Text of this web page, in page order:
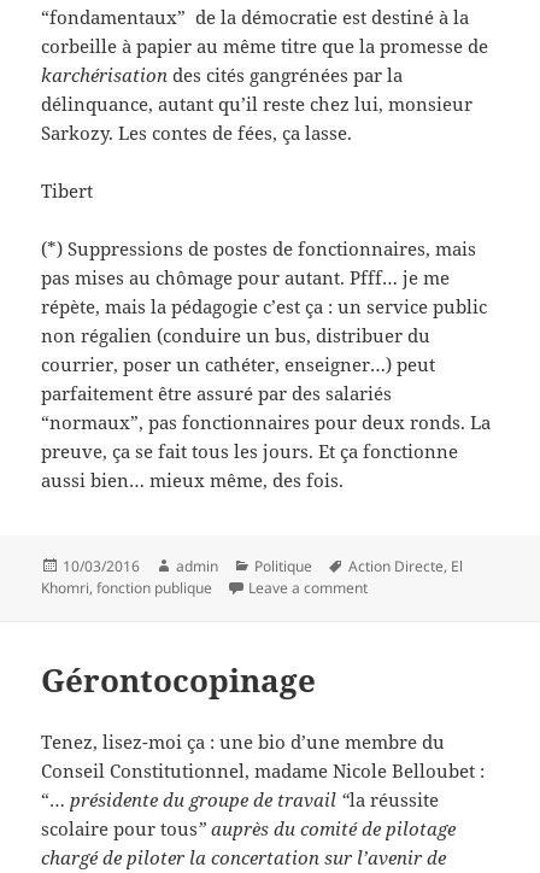
“fondamentaux” de la démocratie est destiné à la
corbeille à papier au même titre que la promesse de
karchérisation des cités gangrénées par la
délinquance, autant qu’il reste chez lui, monsieur
Sarkozy. Les contes de fées, ça lasse.
Tibert
(*) Suppressions de postes de fonctionnaires, mais
pas mises au chômage pour autant. Pfff… je me
répète, mais la pédagogie c’est ça : un service public
non régalien (conduire un bus, distribuer du
courrier, poser un cathéter, enseigner…) peut
parfaitement être assuré par des salariés
“normaux”, pas fonctionnaires pour deux ronds. La
preuve, ça se fait tous les jours. Et ça fonctionne
aussi bien… mieux même, des fois.
Posted
on
10/03/2016 Author
admin Categories
Politique Tags
Action Directe, El
Khomri,fonction publique Leave a commenton Deux ou trois p'tites
Gérontocopinage
Tenez, lisez-moi ça : une bio d’une membre du
Conseil Constitutionnel, madame Nicole Belloubet :
“…présidente du groupe de travail “la réussite
scolaire pour tous” auprès du comité de pilotage
chargé de piloter la concertation sur l’avenir de